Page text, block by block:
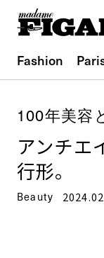
Fashion
100年美容
アンチエ
行形。
Beauty